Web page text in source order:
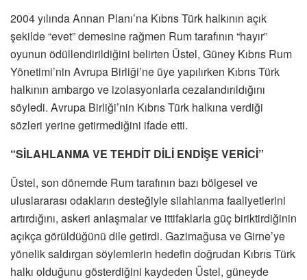
2004 yılında Annan Planı’na Kıbrıs Türk halkının açık
şekilde “evet” demesine rağmen Rum tarafının “hayır”
oyunun ödüllendirildiğini belirten Üstel, Güney Kıbrıs Rum
Yönetimi’nin Avrupa Birliği’ne üye yapılırken Kıbrıs Türk
halkının ambargo ve izolasyonlarla cezalandırıldığını
söyledi. Avrupa Birliği’nin Kıbrıs Türk halkına verdiği
sözleri yerine getirmediğini ifade etti.
“SİLAHLANMA VE TEHDİT DİLİ ENDİŞE VERİCİ”
Üstel, son dönemde Rum tarafının bazı bölgesel ve
uluslararası odakların desteğiyle silahlanma faaliyetlerini
artırdığını, askeri anlaşmalar ve ittifaklarla güç biriktirdiğinin
açıkça görüldüğünü dile getirdi. Gazimağusa ve Girne’ye
yönelik saldırgan söylemlerin hedefin doğrudan Kıbrıs Türk
halkı olduğunu gösterdiğini kaydeden Üstel, güneyde